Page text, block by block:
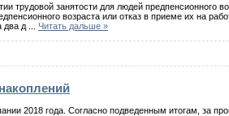
трудовой занятости для людей предпенсионного
возраста или отказ в приеме их на
два д
Читать дальше »
2018 года. Согласно подведенным итогам, за